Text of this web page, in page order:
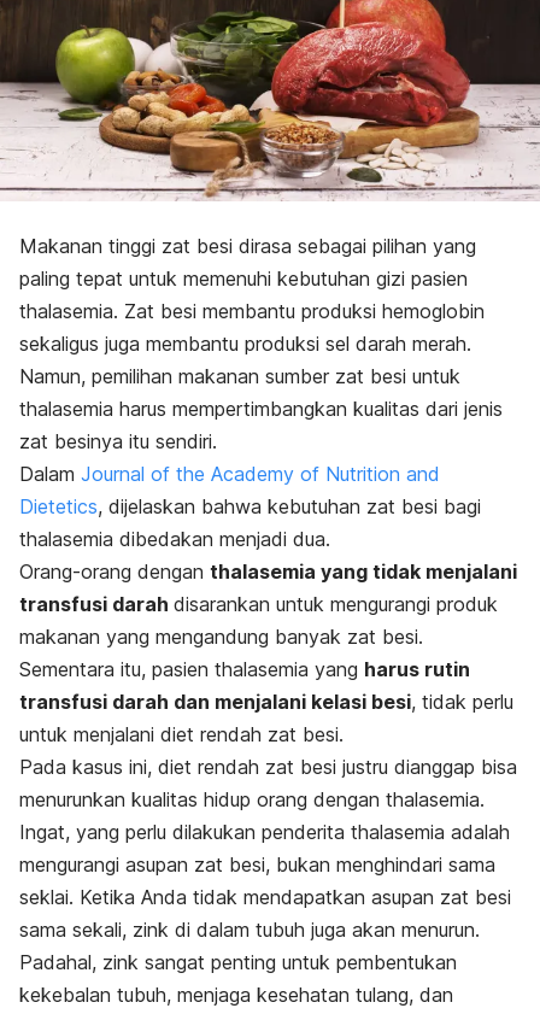
Makanan tinggi zat besi dirasa sebagai pilihan yang
paling tepat untuk memenuhi kebutuhan gizi pasien
thalasemia. Zat besi membantu produksi hemoglobin
sekaligus juga membantu produksi sel darah merah.
Namun, pemilihan makanan sumber zat besi untuk
thalasemia harus mempertimbangkan kualitas dari jenis
zat besinya itu sendiri.
Dalam Journal of the Academy of Nutrition and
Dietetics, dijelaskan bahwa kebutuhan zat besi bagi
thalasemia dibedakan menjadi dua.
Orang-orang dengan thalasemia yang tidak menjalani
transfusi darah disarankan untuk mengurangi produk
makanan yang mengandung banyak zat besi.
Sementara itu, pasien thalasemia yang harus rutin
transfusi darah dan menjalani kelasi besi, tidak perlu
untuk menjalani diet rendah zat besi.
Pada kasus ini, diet rendah zat besi justru dianggap bisa
menurunkan kualitas hidup orang dengan thalasemia.
Ingat, yang perlu dilakukan penderita thalasemia adalah
mengurangi asupan zat besi, bukan menghindari sama
seklai. Ketika Anda tidak mendapatkan asupan zat besi
sama sekali, zink di dalam tubuh juga akan menurun.
Padahal, zink sangat penting untuk pembentukan
kekebalan tubuh, menjaga kesehatan tulang, dan